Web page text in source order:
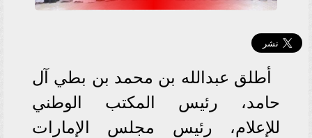
أطلق عبدالله بن محمد بن بطي آل
حامد، رئيس المكتب الوطني
للإعلام، رئيس مجلس الإمارات